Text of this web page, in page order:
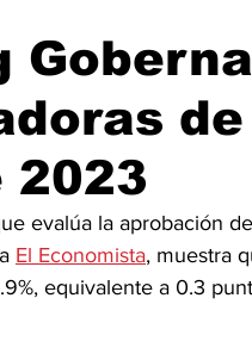
2023
evalúa la aprobación
El Economista, muestra
equivalente a 0.3